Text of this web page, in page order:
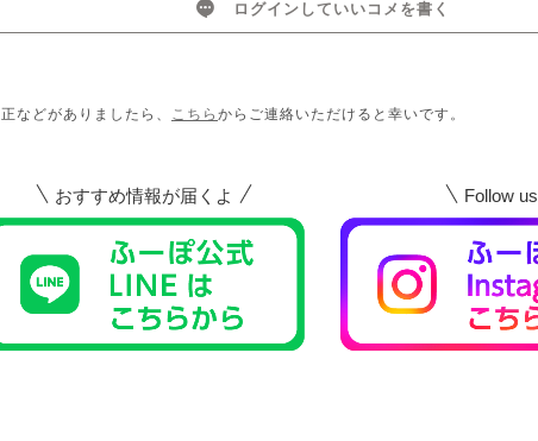
ログインしていいコメを書く
などがありましたら、 こちら からご連絡いただけると幸いです。
おすすめ情報が届くよ Follow us